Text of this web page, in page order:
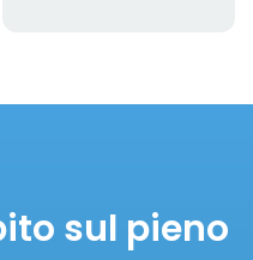
sul pieno